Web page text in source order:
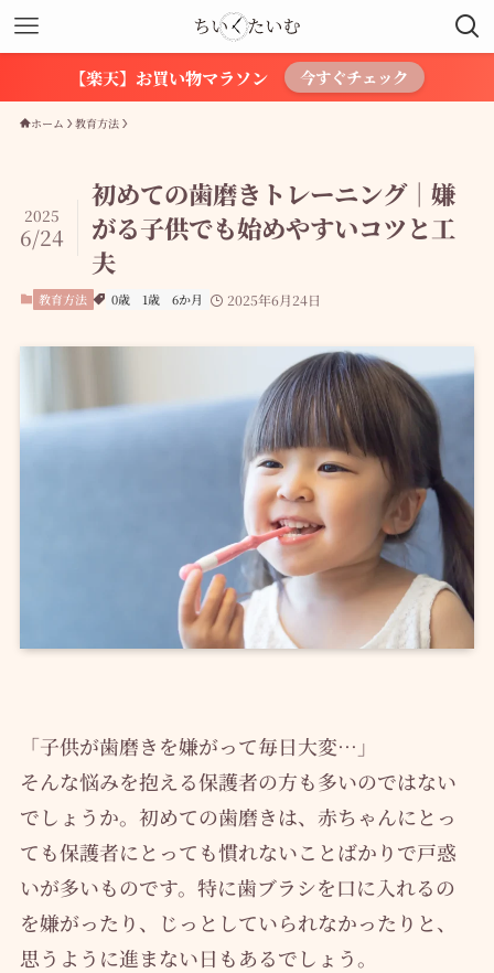
【楽天】お買い物マラソン 今すぐチェック
ホーム 教育方法
初めての歯磨きトレーニング｜嫌
がる子供でも始めやすいコツと工
夫
2025
6/24
教育方法 0歳 1歳 6か月 2025年6月24日
「子供が歯磨きを嫌がって毎日大変…」
そんな悩みを抱える保護者の方も多いのではない
でしょうか。初めての歯磨きは、赤ちゃんにとっ
ても保護者にとっても慣れないことばかりで戸惑
いが多いものです。特に歯ブラシを口に入れるの
を嫌がったり、じっとしていられなかったりと、
思うように進まない日もあるでしょう。